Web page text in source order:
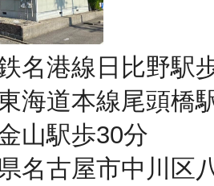
名港線日比野駅
海道本線尾頭橋
山駅歩30分
名古屋市中川区